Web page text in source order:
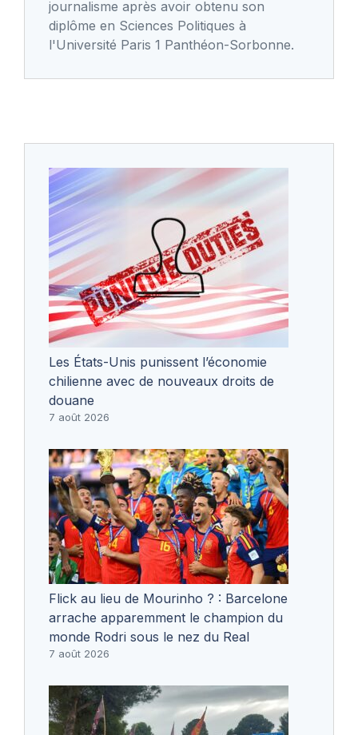
journalisme après avoir obtenu son
diplôme en Sciences Politiques à
l'Université Paris 1 Panthéon-Sorbonne.
Les États-Unis punissent l’économie
chilienne avec de nouveaux droits de
douane
7 août 2026
Flick au lieu de Mourinho ? : Barcelone
arrache apparemment le champion du
monde Rodri sous le nez du Real
7 août 2026